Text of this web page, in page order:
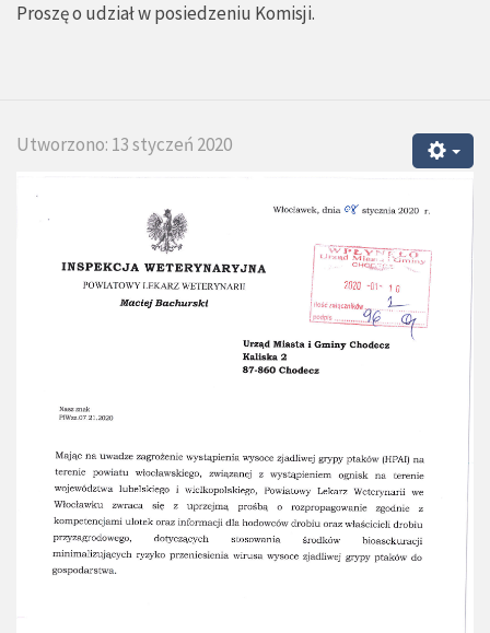
Proszę o udział w posiedzeniu Komisji.
Utworzono: 13 styczeń 2020